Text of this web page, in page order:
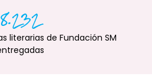
8.232
literarias de Fundación SM